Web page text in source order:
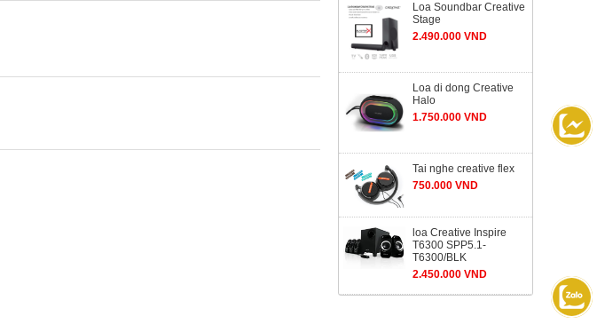
Loa Soundbar Creative
Stage
2.490.000 VND
Loa di dong Creative
Halo
1.750.000 VND
Tai nghe creative flex
750.000 VND
loa Creative Inspire
T6300 SPP5.1-
T6300/BLK
2.450.000 VND